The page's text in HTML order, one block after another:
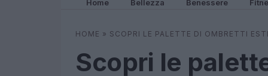
Home Bellezza Benessere
HOME » SCOPRI LE PALETTE DI OMBRETTI
Scopri le